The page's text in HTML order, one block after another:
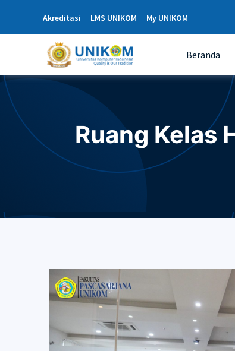
Akreditasi LMS UNIKOM My UNIKOM
Beranda
Ruang Kelas